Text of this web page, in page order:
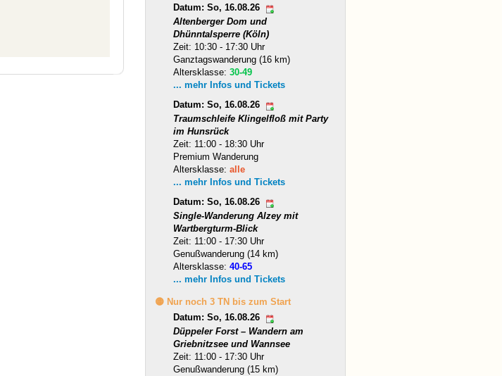
Datum: So, 16.08.26
Altenberger Dom und
Dhünntalsperre (Köln)
Zeit: 10:30 - 17:30 Uhr
Ganztagswanderung (16 km)
Altersklasse:30-49
... mehr Infos und Tickets
Datum: So, 16.08.26
Traumschleife Klingelfloß mit Party
im Hunsrück
Zeit: 11:00 - 18:30 Uhr
Premium Wanderung
Altersklasse:alle
... mehr Infos und Tickets
Datum: So, 16.08.26
Single-Wanderung Alzey mit
Wartbergturm-Blick
Zeit: 11:00 - 17:30 Uhr
Genußwanderung (14 km)
Altersklasse:40-65
... mehr Infos und Tickets
🟡 Nur noch 3 TN bis zum Start
Datum: So, 16.08.26
Düppeler Forst – Wandern am
Griebnitzsee und Wannsee
Zeit: 11:00 - 17:30 Uhr
Genußwanderung (15 km)